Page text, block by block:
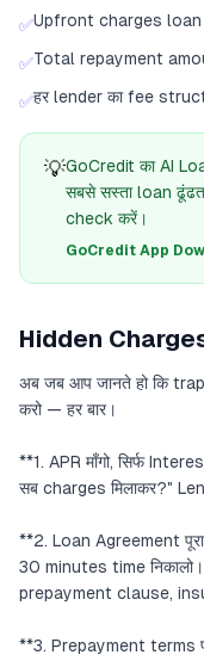
✅Upfront charges loan
✅Total repayment
✅हर lender का fee
💡GoCredit का AI
सबसे सस्ता loan
check करें।
GoCredit App
Hidden
अब जब आप जानते हो कि
करो — हर बार।
**1. APR माँगो, सिर्फ
सब charges मिलाकर?"
**2. Loan Agreement
30 minutes time
prepayment clause,
**3. Prepayment terms